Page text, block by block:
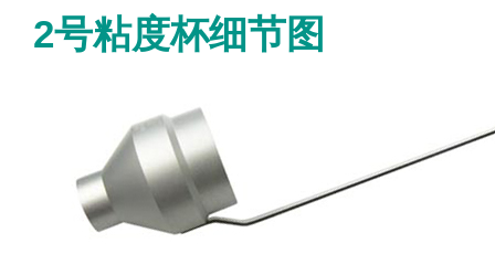
2号粘度杯细节图